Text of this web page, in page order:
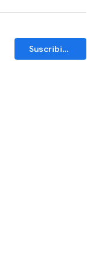
Suscribirse